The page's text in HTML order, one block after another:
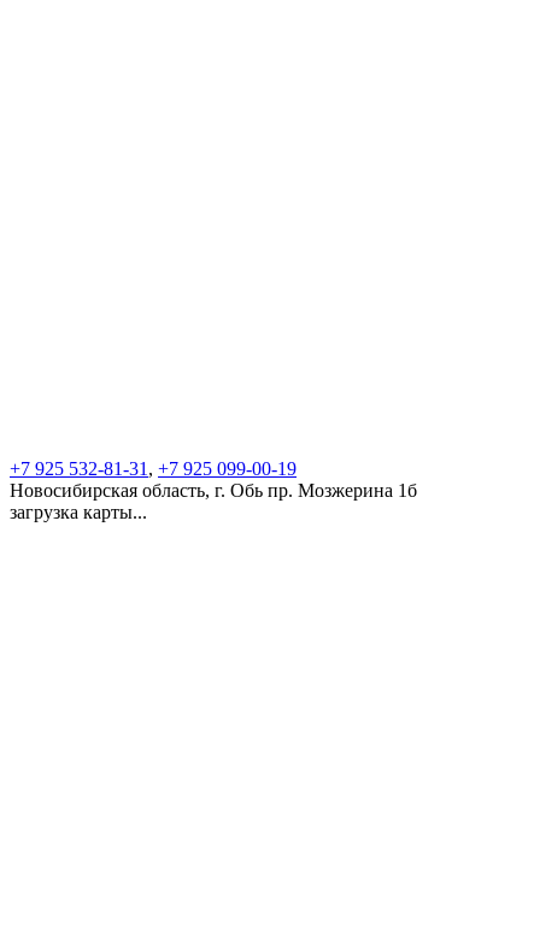
+7 925 532-81-31 , +7 925 099-00-19
Новосибирская область, г. Обь пр. Мозжерина 1б
загрузка карты...